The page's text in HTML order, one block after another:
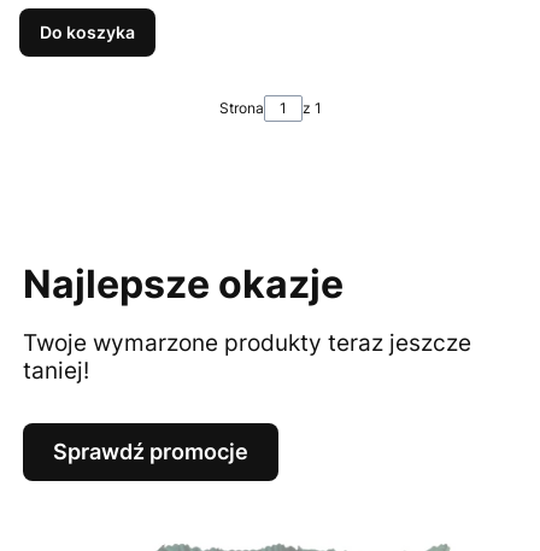
Do koszyka
Strona z 1
Najlepsze okazje
Twoje wymarzone produkty teraz jeszcze
taniej!
Sprawdź promocje